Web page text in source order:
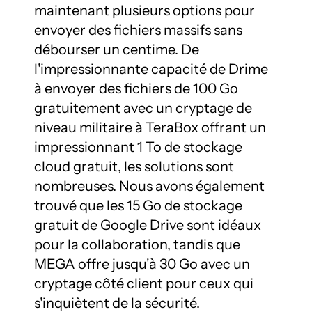
maintenant plusieurs options pour
envoyer des fichiers massifs sans
débourser un centime. De
l'impressionnante capacité de Drime
à envoyer des fichiers de 100 Go
gratuitement avec un cryptage de
niveau militaire à TeraBox offrant un
impressionnant 1 To de stockage
cloud gratuit, les solutions sont
nombreuses. Nous avons également
trouvé que les 15 Go de stockage
gratuit de Google Drive sont idéaux
pour la collaboration, tandis que
MEGA offre jusqu'à 30 Go avec un
cryptage côté client pour ceux qui
s'inquiètent de la sécurité.